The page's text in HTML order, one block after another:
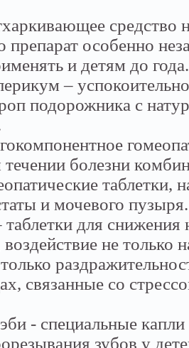
средство
препарат особенно
и детям до года.
–
подорожника с
болезни
и мочевого пузыря.
таблетки для
воздействие не
связанные со
- специальные
зубов у